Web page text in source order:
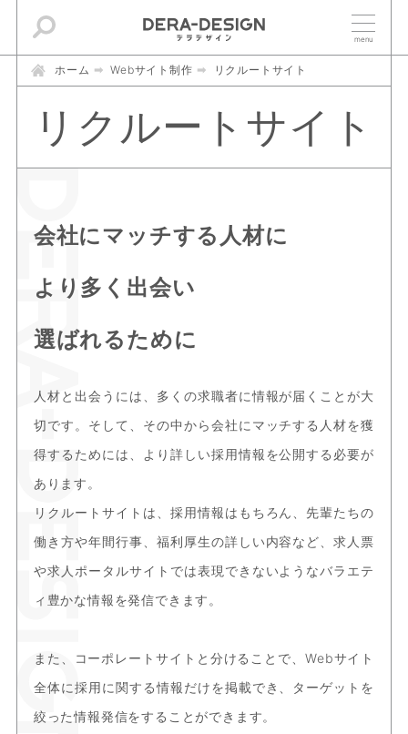
ホーム Webサイト制作 リクルートサイト
リクルートサイト
会社にマッチする人材に
より多く出会い
選ばれるために
人材と出会うには、多くの求職者に情報が届くことが大
切です。そして、その中から会社にマッチする人材を獲
得するためには、より詳しい採用情報を公開する必要が
あります。
リクルートサイトは、採用情報はもちろん、先輩たちの
働き方や年間行事、福利厚生の詳しい内容など、求人票
や求人ポータルサイトでは表現できないようなバラエテ
ィ豊かな情報を発信できます。
また、コーポレートサイトと分けることで、Webサイト
全体に採用に関する情報だけを掲載でき、ターゲットを
絞った情報発信をすることができます。